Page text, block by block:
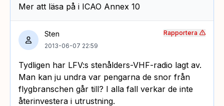
Mer att läsa på i ICAO Annex 10
Sten
2013-06-07 22:59
Tydligen har LFV:s stenålders-VHF-radio lagt av.
Man kan ju undra var pengarna de snor från
flygbranschen går till? I alla fall verkar de inte
återinvestera i utrustning.
Rapportera